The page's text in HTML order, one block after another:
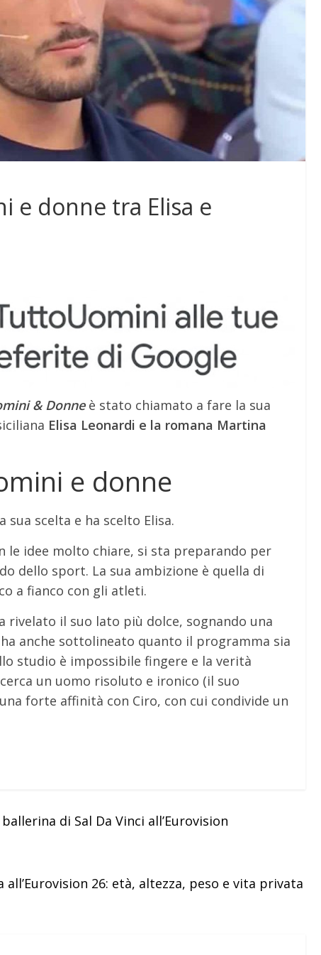
e donne tra Elisa e
& Donneè stato chiamato a fare la sua
Elisa Leonardi e la romana Martina
e donne
scelta e ha scelto Elisa.
le idee molto chiare, si sta preparando per
dello sport. La sua ambizione è quella di
a fianco con gli atleti.
rivelato il suo lato più dolce, sognando una
anche sottolineato quanto il programma sia
studio è impossibile fingere e la verità
un uomo risoluto e ironico (il suo
forte affinità con Ciro, con cui condivide un
di Sal Da Vinci all’Eurovision
26: età, altezza, peso e vita privata